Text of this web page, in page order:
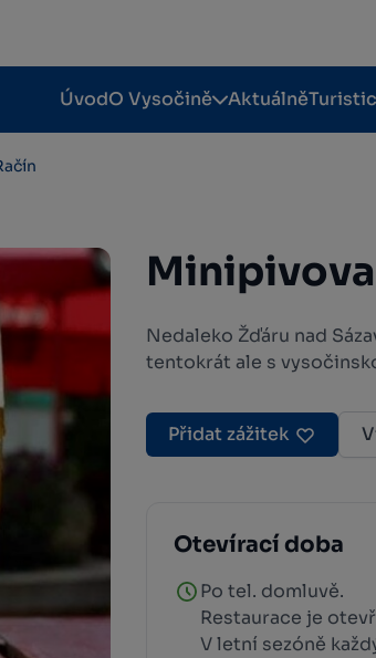
ÚvodO Vysočině Aktuálně
Nedaleko Žďáru nad
tentokrát ale s
Přidat zážitek
Otevírací doba
Po tel. domluvě.
Restaurace je
V letní sezóně